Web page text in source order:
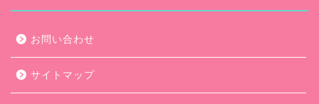
お問い合わせ
サイトマップ